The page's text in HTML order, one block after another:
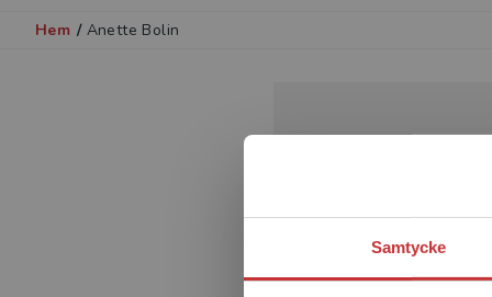
Samtycke
Hem / Anette Bolin